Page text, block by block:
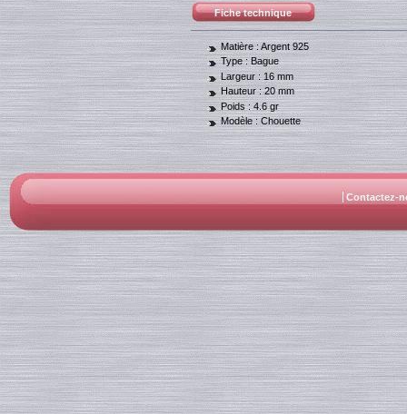
Fiche technique
Matière : Argent 925
Type : Bague
Largeur :16 mm
Hauteur :20 mm
Poids : 4.6 gr
Modèle :Chouette
Contactez-